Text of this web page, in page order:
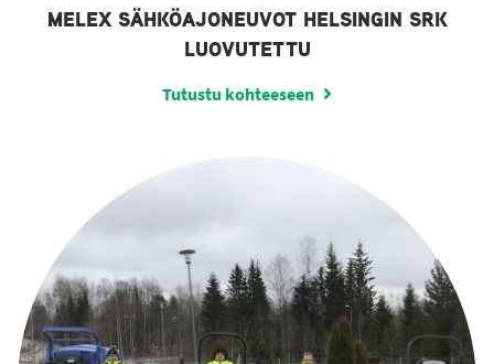
MELEX SÄHKÖAJONEUVOT HELSINGIN SRK
LUOVUTETTU
Tutustu kohteeseen